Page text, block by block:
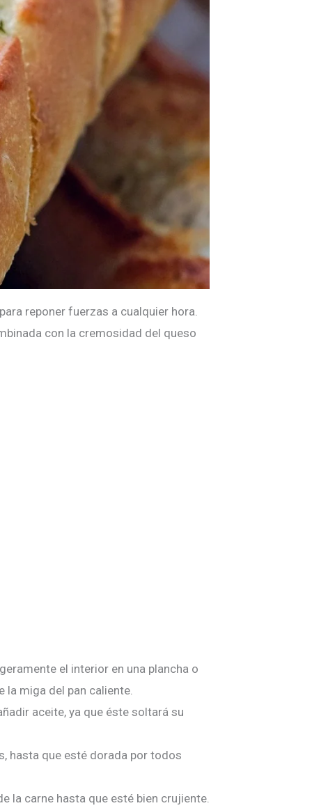
reponer fuerzas a cualquier hora.
con la cremosidad del queso
el interior en una plancha o
miga del pan caliente.
aceite, ya que éste soltará su
hasta que esté dorada por todos
la carne hasta que esté bien crujiente.